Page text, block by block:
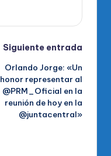
Siguiente entrada
Orlando Jorge: «Un
honor representar al
@PRM_Oficial en la
reunión de hoy en la
@juntacentral»